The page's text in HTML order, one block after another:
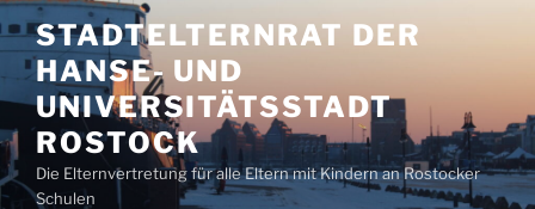
Zum
Inhalt
springen
STADTELTERNRAT DER
HANSE- UND
UNIVERSITÄTSSTADT
ROSTOCK
Die Elternvertretung für alle Eltern mit Kindern an Rostocker
Schulen